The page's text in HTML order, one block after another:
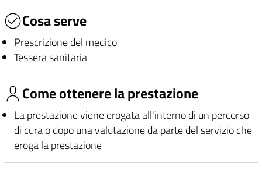
Cosa serve
Prescrizione del medico
Tessera sanitaria
Come ottenere la prestazione
La prestazione viene erogata all'interno di un percorso
di cura o dopo una valutazione da parte del servizio che
eroga la prestazione